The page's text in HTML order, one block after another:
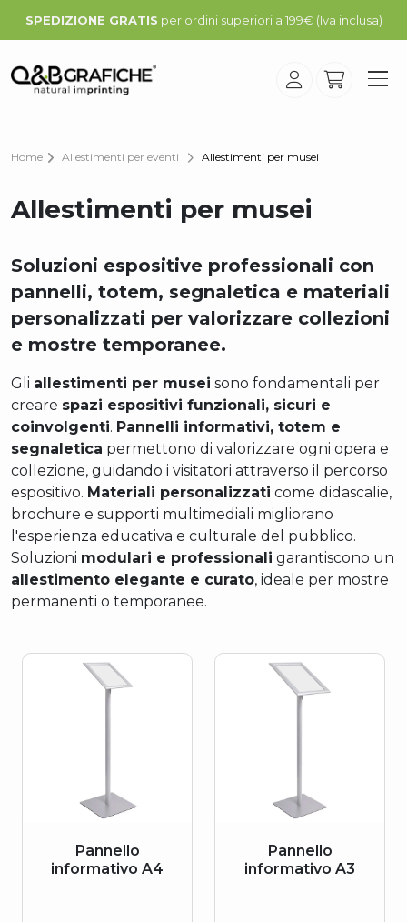
SPEDIZIONE GRATIS per ordini superiori a 199€ (Iva inclusa)
Home Allestimenti per eventi Allestimenti per musei
Allestimenti per musei
Soluzioni espositive professionali con
pannelli, totem, segnaletica e materiali
personalizzati per valorizzare collezioni
e mostre temporanee.
Gli allestimenti per musei sono fondamentali per
creare spazi espositivi funzionali, sicuri e
coinvolgenti. Pannelli informativi, totem e
segnaletica permettono di valorizzare ogni opera e
collezione, guidando i visitatori attraverso il percorso
espositivo. Materiali personalizzati come didascalie,
brochure e supporti multimediali migliorano
l'esperienza educativa e culturale del pubblico.
Soluzioni modulari e professionali garantiscono un
allestimento elegante e curato, ideale per mostre
permanenti o temporanee.
Pannello
informativo A4
Pannello
informativo A3